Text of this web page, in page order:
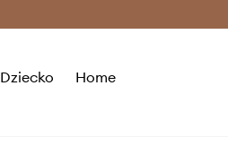
Dziecko Home